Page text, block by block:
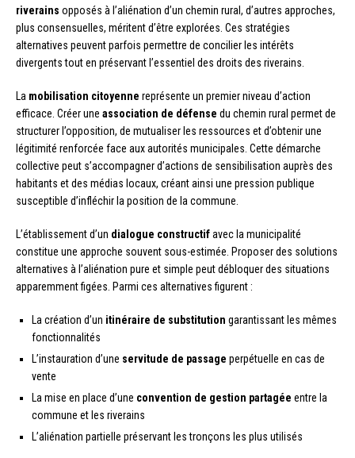
riverains opposés à l’aliénation d’un chemin rural, d’autres approches,
plus consensuelles, méritent d’être explorées. Ces stratégies
alternatives peuvent parfois permettre de concilier les intérêts
divergents tout en préservant l’essentiel des droits des riverains.
La mobilisation citoyenne représente un premier niveau d’action
efficace. Créer une association de défense du chemin rural permet de
structurer l’opposition, de mutualiser les ressources et d’obtenir une
légitimité renforcée face aux autorités municipales. Cette démarche
collective peut s’accompagner d’actions de sensibilisation auprès des
habitants et des médias locaux, créant ainsi une pression publique
susceptible d’infléchir la position de la commune.
L’établissement d’un dialogue constructifavec la municipalité
constitue une approche souvent sous-estimée. Proposer des solutions
alternatives à l’aliénation pure et simple peut débloquer des situations
apparemment figées. Parmi ces alternatives figurent :
La création d’un itinéraire de substitution garantissant les mêmes
fonctionnalités
L’instauration d’une servitude de passage perpétuelle en cas de
vente
La mise en place d’une convention de gestion partagée entre la
commune et les riverains
L’aliénation partielle préservant les tronçons les plus utilisés